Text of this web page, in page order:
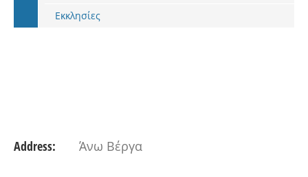
Εκκλησίες
Address: Άνω Βέργα